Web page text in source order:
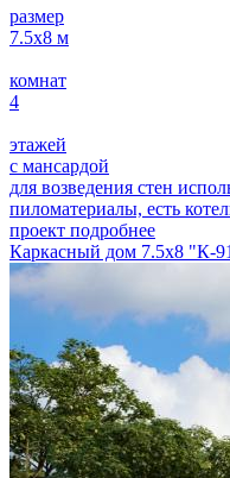
размер
7.5х8 м
комнат
4
этажей
с мансардой
для возведения стен
пиломатериалы, есть
проект подробнее
Каркасный дом 7.5х8 "К-